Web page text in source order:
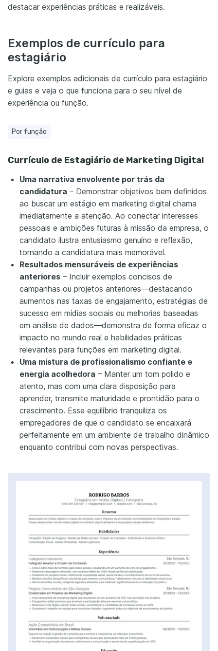
destacar experiências práticas e realizáveis.
Exemplos de currículo para
estagiário
Explore exemplos adicionais de currículo para estagiário
e guias e veja o que funciona para o seu nível de
experiência ou função.
Por função
Currículo de Estagiário de Marketing Digital
Uma narrativa envolvente por trás da
candidatura – Demonstrar objetivos bem definidos
ao buscar um estágio em marketing digital chama
imediatamente a atenção. Ao conectar interesses
pessoais e ambições futuras à missão da empresa, o
candidato ilustra entusiasmo genuíno e reflexão,
tornando a candidatura mais memorável.
Resultados mensuráveis de experiências
anteriores – Incluir exemplos concisos de
campanhas ou projetos anteriores—destacando
aumentos nas taxas de engajamento, estratégias de
sucesso em mídias sociais ou melhorias baseadas
em análise de dados—demonstra de forma eficaz o
impacto no mundo real e habilidades práticas
relevantes para funções em marketing digital.
Uma mistura de profissionalismo confiante e
energia acolhedora – Manter um tom polido e
atento, mas com uma clara disposição para
aprender, transmite maturidade e prontidão para o
crescimento. Esse equilíbrio tranquiliza os
empregadores de que o candidato se encaixará
perfeitamente em um ambiente de trabalho dinâmico
enquanto contribui com novas perspectivas.